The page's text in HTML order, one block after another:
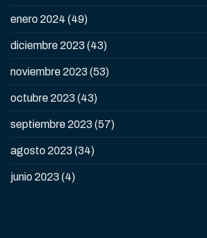
enero 2024 (49)
diciembre 2023 (43)
noviembre 2023 (53)
octubre 2023 (43)
septiembre 2023 (57)
agosto 2023 (34)
junio 2023 (4)